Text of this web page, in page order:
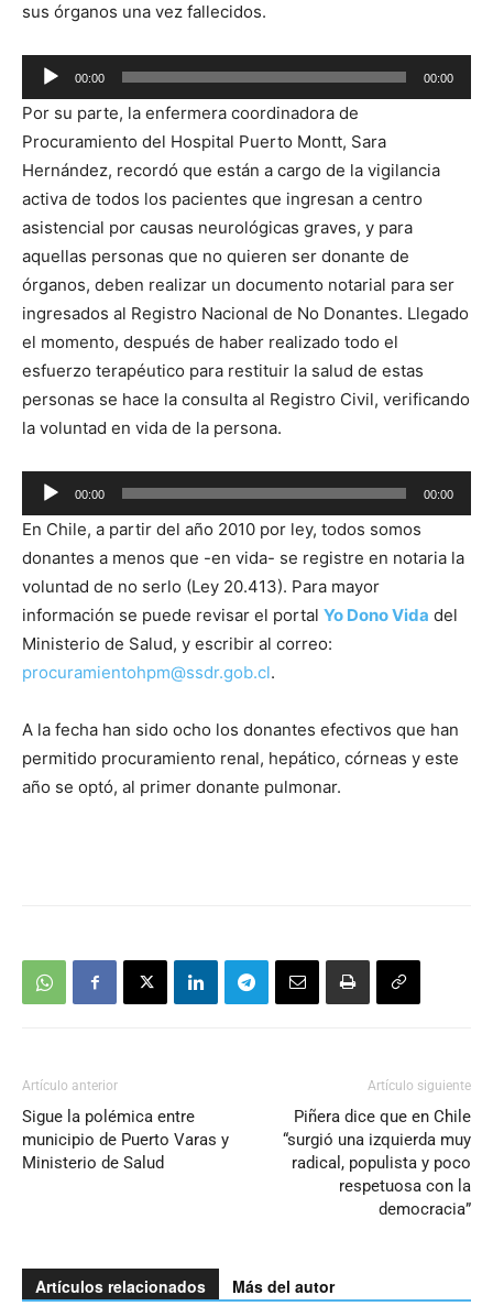
sus órganos una vez fallecidos.
Reproductor
de
audio
00:00 00:00
Por su parte, la enfermera coordinadora de
Procuramiento del Hospital Puerto Montt, Sara
Hernández, recordó que están a cargo de la vigilancia
activa de todos los pacientes que ingresan a centro
asistencial por causas neurológicas graves, y para
aquellas personas que no quieren ser donante de
órganos, deben realizar un documento notarial para ser
ingresados al Registro Nacional de No Donantes. Llegado
el momento, después de haber realizado todo el
esfuerzo terapéutico para restituir la salud de estas
personas se hace la consulta al Registro Civil, verificando
la voluntad en vida de la persona.
Reproductor
de
audio
00:00 00:00
En Chile, a partir del año 2010 por ley, todos somos
donantes a menos que -en vida- se registre en notaria la
voluntad de no serlo (Ley 20.413). Para mayor
información se puede revisar el portal Yo Dono Vida del
Ministerio de Salud, y escribir al correo:
procuramientohpm@ssdr.gob.cl.
A la fecha han sido ocho los donantes efectivos que han
permitido procuramiento renal, hepático, córneas y este
año se optó, al primer donante pulmonar.
Artículo anterior
Sigue la polémica entre
municipio de Puerto Varas y
Ministerio de Salud
Artículo siguiente
Piñera dice que en Chile
“surgió una izquierda muy
radical, populista y poco
respetuosa con la
democracia”
Artículos relacionados Más del autor